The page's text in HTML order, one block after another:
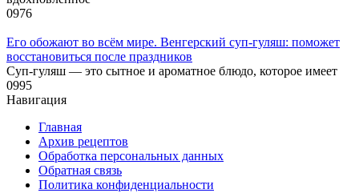
0976
Его обожают во всём мире. Венгерский суп-гуляш: поможет
восстановиться после праздников
Суп-гуляш — это сытное и ароматное блюдо, которое имеет
0995
Навигация
Главная
Архив рецептов
Обработка персональных данных
Обратная связь
Политика конфиденциальности